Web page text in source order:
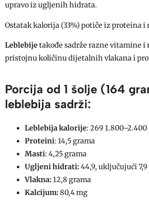
upravo iz ugljenih hidrata.
Ostatak kalorija (33%) potiče iz proteina i
Leblebijetakođe sadrže razne vitamine i
pristojnu količinu dijetalnih vlakana i
Porcija od 1 šolje (164
leblebija sadrži:
Leblebija kalorije: 269 1.800–2.400
Proteini: 14,5 grama
Masti: 4,25 grama
Ugljeni hidrati:44,9, uključujući
Vlakna:12,8 grama
Kalcijum:80,4 mg